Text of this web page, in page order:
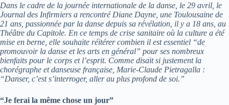
Dans le cadre de la journée internationale de la danse, le 29 avril, le
Journal des Infirmiers a rencontré Diane Dayne, une Toulousaine de
21 ans, passionnée par la danse depuis sa révélation, il y a 18 ans, au
Théâtre du Capitole. En ce temps de crise sanitaire où la culture a été
mise en berne, elle souhaite réitérer combien il est essentiel “de
promouvoir la danse et les arts en général” pour ses nombreux
bienfaits pour le corps et l’esprit. Comme disait si justement la
chorégraphe et danseuse française, Marie-Claude Pietragalla :
“Danser, c’est s’interroger, aller au plus profond de soi.”
“Je ferai la même chose un jour”